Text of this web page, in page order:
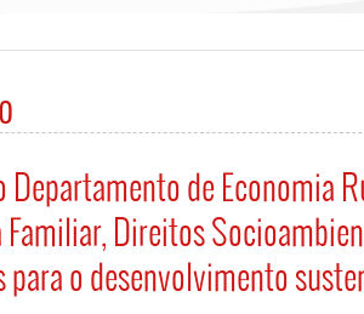
Departamento de Economia
Direitos
o desenvolvimento